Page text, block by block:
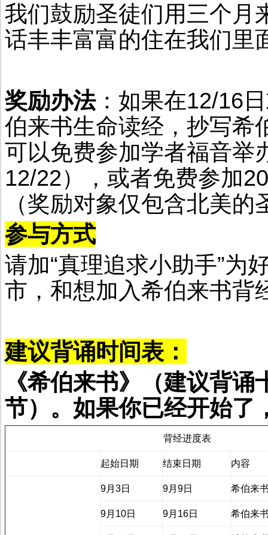
我们鼓励圣徒们用三个月
话丰丰富富的住在我们里
奖励办法：如果在12/16
伯来书生命读经，抄写希
可以免费参加学者福音举
12/22），或者免费参加
（奖励对象仅包含北美的
参与方式
请加“真理追求小助手”为
市，和想加入希伯来书背
建议背诵时间表：
《希伯来书》（建议背
节）。如果你已经开始了
背经进度表
起始日期 结束日期 内容
9月3日 9月9日 希伯来
9月10日 9月16日 希伯来